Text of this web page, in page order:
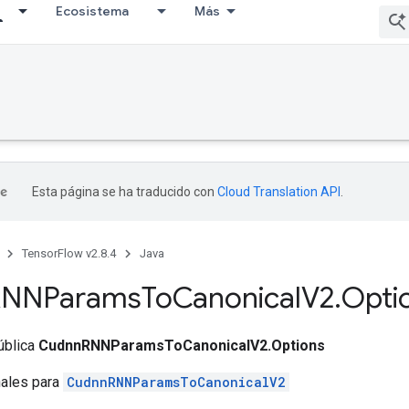
Ecosistema Más
Esta página se ha traducido con Cloud Translation API
TensorFlow v2.8.4 Java
ToCanonicalV2.
CudnnRNNParamsToCanonicalV2.Options
para CudnnRNNParamsToCanonicalV2